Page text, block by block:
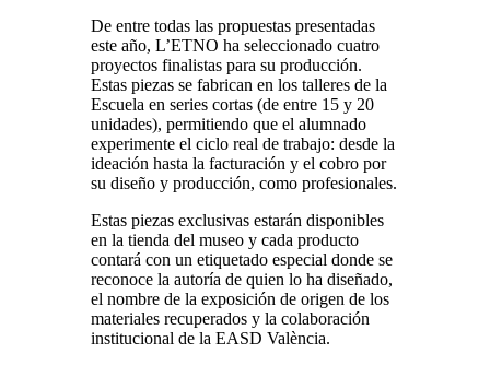
De entre todas las propuestas presentadas
este año, L’ETNO ha seleccionado cuatro
proyectos finalistas para su producción.
Estas piezas se fabrican en los talleres de la
Escuela en series cortas (de entre 15 y 20
unidades), permitiendo que el alumnado
experimente el ciclo real de trabajo: desde la
ideación hasta la facturación y el cobro por
su diseño y producción, como profesionales.
Estas piezas exclusivas estarán disponibles
en la tienda del museo y cada producto
contará con un etiquetado especial donde se
reconoce la autoría de quien lo ha diseñado,
el nombre de la exposición de origen de los
materiales recuperados y la colaboración
institucional de la EASD València.